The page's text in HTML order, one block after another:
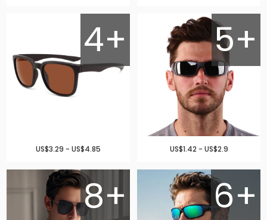
5+
US$1.42 - US$2.9
4+
US$3.29 - US$4.85
6+
8+